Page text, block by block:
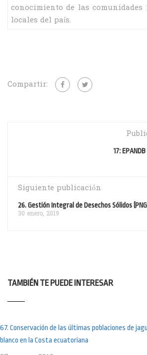
conocimiento de las comunidades
locales del país.
Compartir:
17:
Siguiente publicación
26. Gestión Integral de Desechos Sólidos
30 enero, 2019
TAMBIÉN TE PUEDE INTERESAR
67. Conservación de las últimas poblaciones de
blanco en la Costa ecuatoriana